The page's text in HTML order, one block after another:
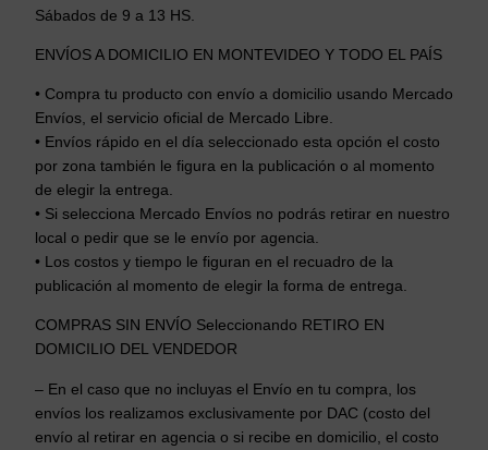
Sábados de 9 a 13 HS.
ENVÍOS A DOMICILIO EN MONTEVIDEO Y TODO EL PAÍS
• Compra tu producto con envío a domicilio usando Mercado
Envíos, el servicio oficial de Mercado Libre.
• Envíos rápido en el día seleccionado esta opción el costo
por zona también le figura en la publicación o al momento
de elegir la entrega.
• Si selecciona Mercado Envíos no podrás retirar en nuestro
local o pedir que se le envío por agencia.
• Los costos y tiempo le figuran en el recuadro de la
publicación al momento de elegir la forma de entrega.
COMPRAS SIN ENVÍO Seleccionando RETIRO EN
DOMICILIO DEL VENDEDOR
– En el caso que no incluyas el Envío en tu compra, los
envíos los realizamos exclusivamente por DAC (costo del
envío al retirar en agencia o si recibe en domicilio, el costo